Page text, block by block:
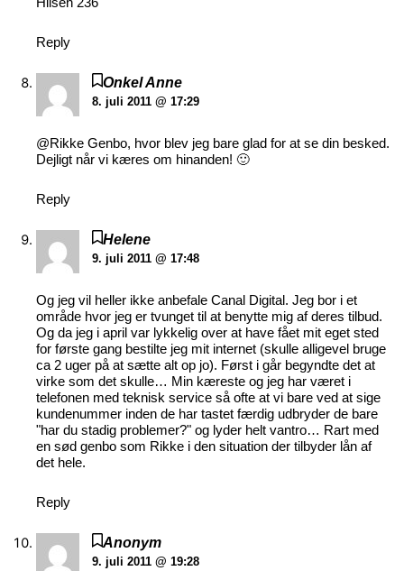
Reply
Onkel Anne
8. juli 2011 @ 17:29
@Rikke Genbo, hvor blev jeg bare glad for at se din besked.
Dejligt når vi kæres om hinanden! 🙂
Reply
Helene
9. juli 2011 @ 17:48
Og jeg vil heller ikke anbefale Canal Digital. Jeg bor i et
område hvor jeg er tvunget til at benytte mig af deres tilbud.
Og da jeg i april var lykkelig over at have fået mit eget sted
for første gang bestilte jeg mit internet (skulle alligevel bruge
ca 2 uger på at sætte alt op jo). Først i går begyndte det at
virke som det skulle… Min kæreste og jeg har været i
telefonen med teknisk service så ofte at vi bare ved at sige
kundenummer inden de har tastet færdig udbryder de bare
"har du stadig problemer?" og lyder helt vantro… Rart med
en sød genbo som Rikke i den situation der tilbyder lån af
det hele.
Reply
Anonym
9. juli 2011 @ 19:28